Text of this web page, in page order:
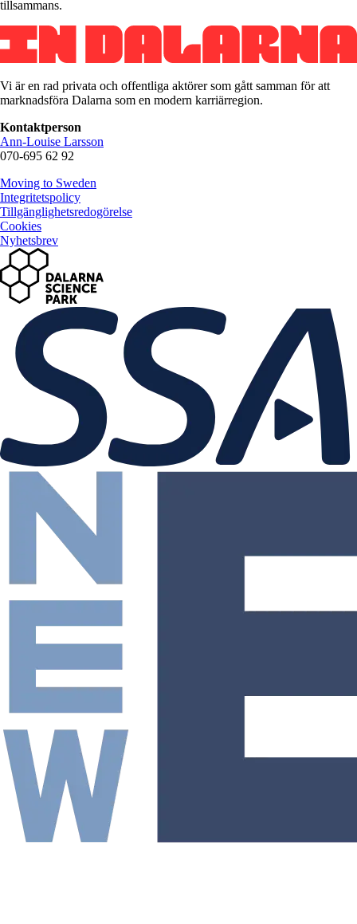
tillsammans.
Vi är en rad privata och offentliga aktörer som gått samman för att
marknadsföra Dalarna som en modern karriärregion.
Kontaktperson
Ann-Louise Larsson
070-695 62 92
Moving to Sweden
Integritetspolicy
Tillgänglighetsredogörelse
Cookies
Nyhetsbrev